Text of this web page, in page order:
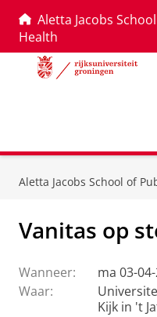
Aletta Jacobs
Health
Aletta Jacobs School of
Vanitas op
Wanneer:
ma 03-
Waar:
Kijk in 't